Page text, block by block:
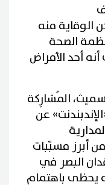
الوقاية منه
الصحة
أحد الأمراض
المُشارِكة
عن
أبرز مسبّبات
البصر في
يحظى باهتمام